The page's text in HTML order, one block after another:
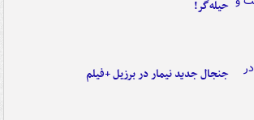
حیله‌گر!
جنجال جدید نیمار در برزیل +فیلم